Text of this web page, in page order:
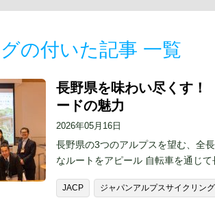
グの付いた記事 一覧
長野県を味わい尽くす
ードの魅力
2026年05月16日
長野県の3つのアルプスを望む、全
なルートをアピール 自転車を通じ
JACP ジャパンアルプスサイクリン